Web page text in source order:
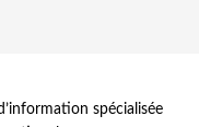
spécialisée